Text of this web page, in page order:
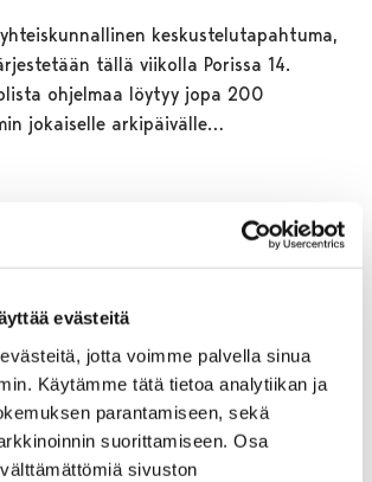
evästeitä
jotta voimme palvella sinua
Käytämme tätä tietoa analytiikan ja
parantamiseen, sekä
suorittamiseen. Osa
sivuston
keskustelutapahtuma,
tällä viikolla Porissa 14.
ohjelmaa löytyy jopa 200
jokaiselle arkipäivälle…